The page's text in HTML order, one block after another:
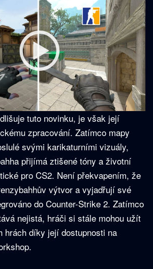
tuto novinku, je však její
zpracování. Zatímco mapy
svými karikaturními vizuály,
přijímá ztišené tóny a životní
pro CS2. Není překvapením, že
výtvor a vyjadřují své
do Counter-Strike 2. Zatímco
nejistá, hráči si stále mohou užít
hrách díky její dostupnosti na